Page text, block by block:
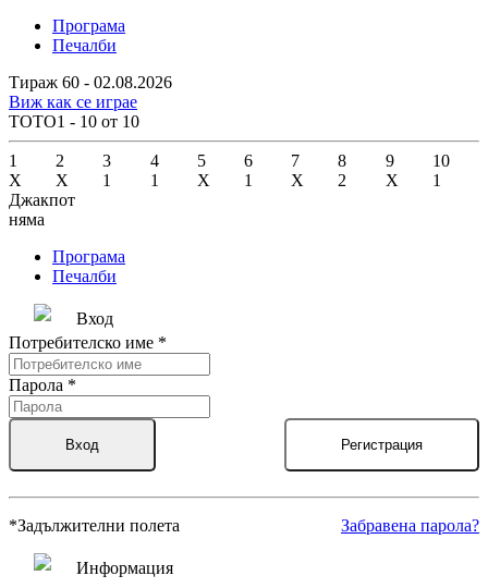
Програма
Печалби
Тираж 60 - 02.08.2026
Виж как се играе
ТОТО1 - 10 от 10
1
X
2
X
3
1
4
1
5
X
6
1
7
X
8
2
9
X
10
1
Джакпот
няма
Програма
Печалби
Вход
Потребителско име *
Парола *
Вход Регистрация
*Задължителни полета Забравена парола?
Информация